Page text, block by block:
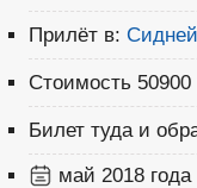
Прилёт в: Сидней
Стоимость
Билеттуда и
май 2018 года